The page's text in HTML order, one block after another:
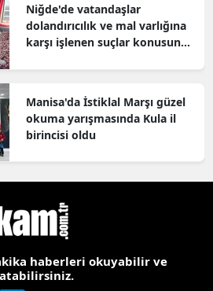
Niğde'de vatandaşlar
dolandırıcılık ve mal varlığına
karşı işlenen suçlar konusunda
Manisa'da İstiklal Marşı güzel
okuma yarışmasında Kula il
birincisi oldu
haberleri okuyabilir ve
atabilirsiniz.